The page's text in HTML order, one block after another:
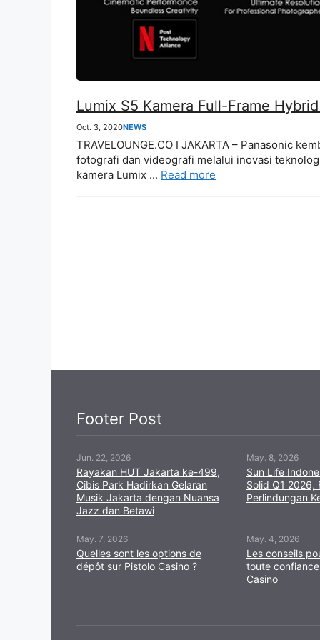
Lumix S5 Kamera Full-Frame
Oct. 3, 2020NEWS
TRAVELOUNGE.CO I JAKARTA – Panasonic
fotografi dan videografi melalui inovasi
kamera Lumix ... Read more
Footer Post
Jun. 22, 2026
Rayakan HUT Jakarta ke-499,
Cibis Park Hadirkan Gelaran
Musik Jakarta dengan Nuansa
Jazz dan Betawi
May. 8, 2026
Sun Life
Solid Q1 2026,
Perlindungan
May. 7, 2026
Quelles sont les options de
dépôt sur Pistolo Casino ?
May. 4, 2026
Les conseils
toute
Casino